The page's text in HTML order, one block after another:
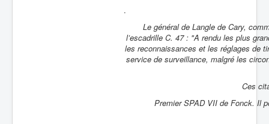
.
Le général de Langle de Cary,
l’escadrille C. 47 : "A rendu les plus
les reconnaissances et les réglages de
service de surveillance, malgré les
Ces
Premier SPAD VII de Fonck. Il